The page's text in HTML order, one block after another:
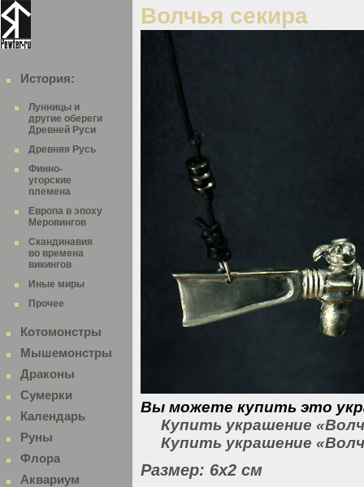
История:
Лунницы и
другие обереги
Древней Руси
Древняя Русь
Финно-
угорские
племена
Европа в эпоху
Меровингов
Скандинавия
во времена
викингов
Иные миры
Прочее
Котомонстры
Мышемонстры
Драконы
Сумерки
Календарь
Руны
Флора
Аквариум
Волчья секира
Вы можете купить это
Купить украшение
Купить украшение
Размер: 6х2 см